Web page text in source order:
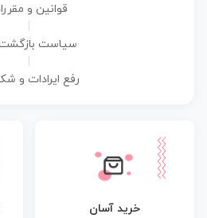
قوانین و
سیاست بازگشت
رفع ایرادات و
خرید آسان